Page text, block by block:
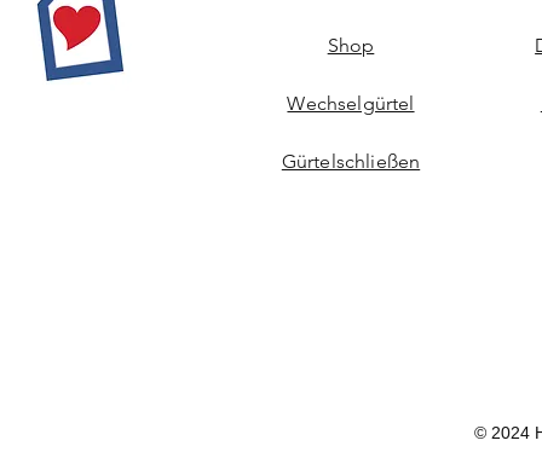
Shop
Wechselgürtel
Gürtelschließen
© 2024